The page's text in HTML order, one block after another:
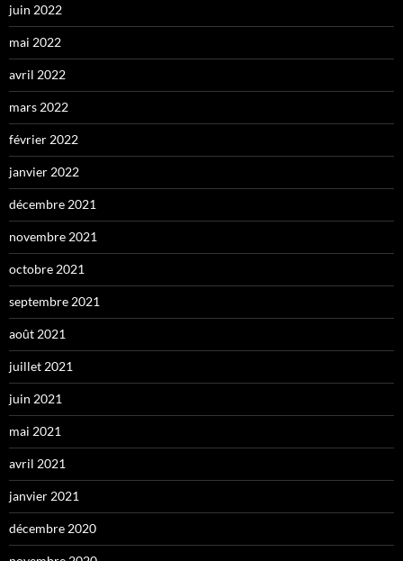
juin 2022
mai 2022
avril 2022
mars 2022
février 2022
janvier 2022
décembre 2021
novembre 2021
octobre 2021
septembre 2021
août 2021
juillet 2021
juin 2021
mai 2021
avril 2021
janvier 2021
décembre 2020